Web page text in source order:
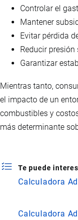
Controlar el
Mantener
Evitar pérdida
Reducir presión
Garantizar
Mientras tanto,
el impacto de un
combustibles y
más determinante
Te puede
Calculadora
Calculadora